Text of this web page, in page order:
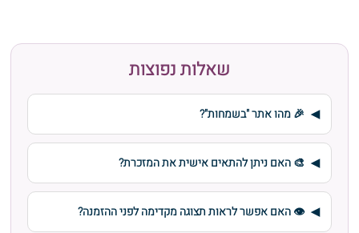
שאלות נפוצות
🎉 מהו אתר "בשמחות"?
🎨 האם ניתן להתאים אישית את המזכרת?
👁️ האם אפשר לראות תצוגה מקדימה לפני ההזמנה?